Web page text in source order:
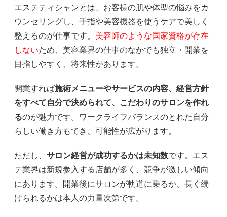
エステティシャンとは、お客様の肌や体型の悩みをカ
ウンセリングし、手指や美容機器を使うケアで美しく
整えるのが仕事です。 美容師のような国家資格が存在
しないため、美容業界の仕事のなかでも独立・開業を
目指しやすく、将来性があります。
開業すれば施術メニューやサービスの内容、経営方針
をすべて自分で決められて、こだわりのサロンを作れ
るのが魅力です。ワークライフバランスのとれた自分
らしい働き方もでき、可能性が広がります。
ただし、 サロン経営が成功するかは未知数です。エス
テ業界は新規参入する店舗が多く、競争が激しい傾向
にあります。開業後にサロンが軌道に乗るか、長く続
けられるかは本人の力量次第です。